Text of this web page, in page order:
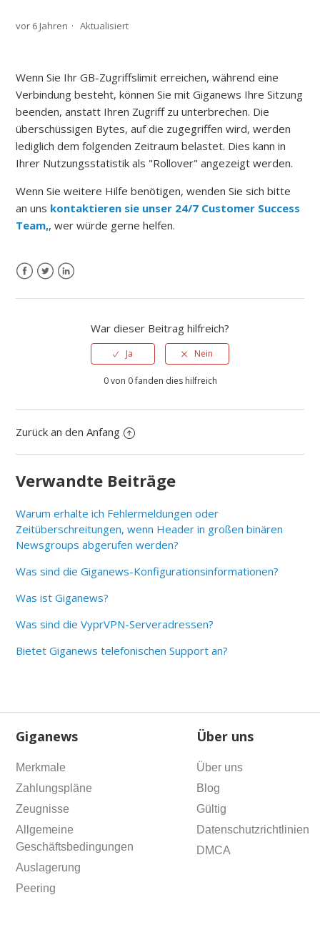
vor 6 Jahren Aktualisiert
Wenn Sie Ihr GB-Zugriffslimit erreichen, während eine
Verbindung besteht, können Sie mit Giganews Ihre Sitzung
beenden, anstatt Ihren Zugriff zu unterbrechen. Die
überschüssigen Bytes, auf die zugegriffen wird, werden
lediglich dem folgenden Zeitraum belastet. Dies kann in
Ihrer Nutzungsstatistik als "Rollover" angezeigt werden.
Wenn Sie weitere Hilfe benötigen, wenden Sie sich bitte
an uns kontaktieren sie unser 24/7 Customer Success
Team,, wer würde gerne helfen.
War dieser Beitrag hilfreich?
Ja Nein
0 von 0 fanden dies hilfreich
Zurück an den Anfang
Verwandte Beiträge
Warum erhalte ich Fehlermeldungen oder
Zeitüberschreitungen, wenn Header in großen binären
Newsgroups abgerufen werden?
Was sind die Giganews-Konfigurationsinformationen?
Was ist Giganews?
Was sind die VyprVPN-Serveradressen?
Bietet Giganews telefonischen Support an?
Giganews
Merkmale
Zahlungspläne
Zeugnisse
Allgemeine
Geschäftsbedingungen
Auslagerung
Peering
Über uns
Über uns
Blog
Gültig
Datenschutzrichtlinien
DMCA